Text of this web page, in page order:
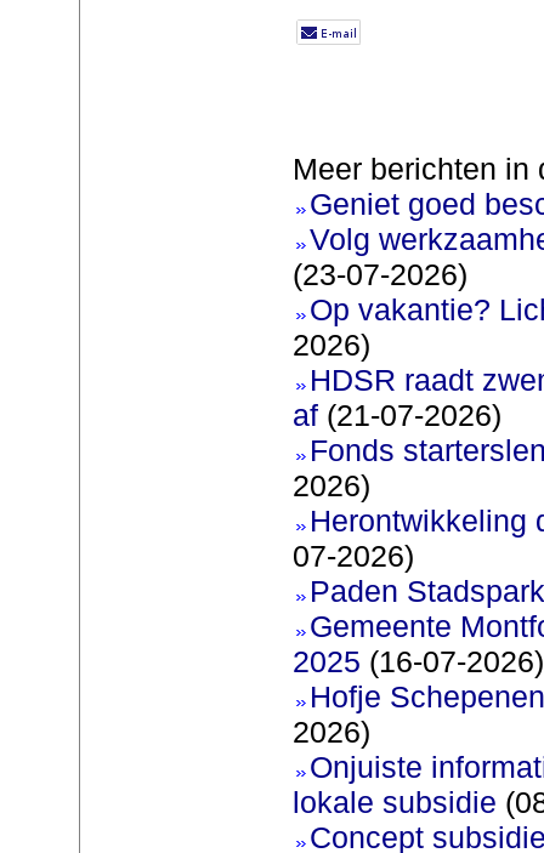
Meer berichten in
Geniet goed
Volg
(23-07-2026)
Op vakantie?
2026)
HDSR raadt
af(21-07-2026)
Fonds
2026)
Herontwikkeling
07-2026)
Paden
Gemeente
2025 (16-07-2026)
Hofje
2026)
Onjuiste
lokale subsidie
Concept